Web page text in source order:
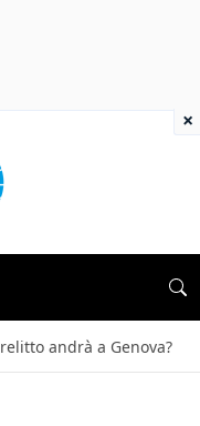
andrà a Genova?
×